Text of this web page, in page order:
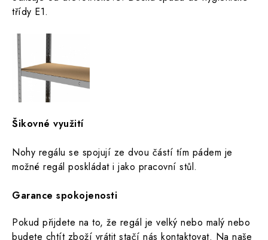
třídy E1.
Šikovné využití
Nohy regálu se spojují ze dvou částí tím pádem je
možné regál poskládat i jako pracovní stůl.
Garance spokojenosti
Pokud přijdete na to, že regál je velký nebo malý nebo
budete chtít zboží vrátit stačí nás kontaktovat. Na naše